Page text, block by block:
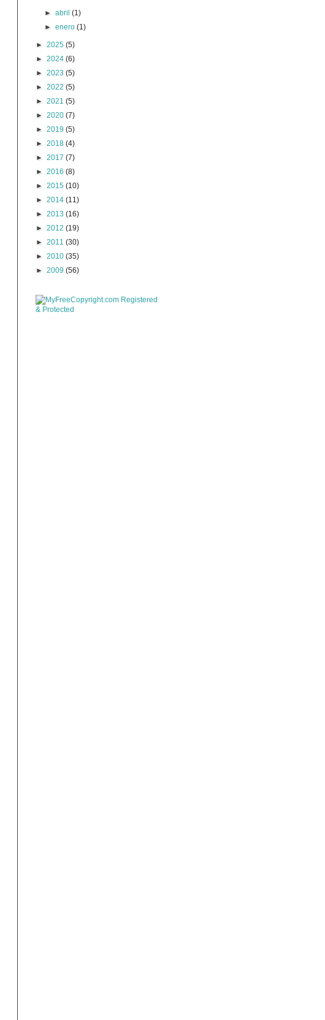
►abril(1)
►enero(1)
► 2025 (5)
► 2024 (6)
► 2023 (5)
► 2022 (5)
► 2021 (5)
► 2020 (7)
► 2019 (5)
► 2018 (4)
► 2017 (7)
► 2016 (8)
► 2015 (10)
► 2014 (11)
► 2013 (16)
► 2012 (19)
► 2011 (30)
► 2010 (35)
► 2009 (56)